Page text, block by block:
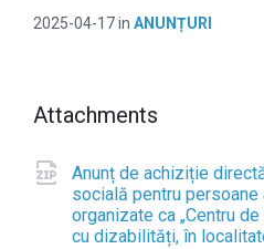
2025-04-17in ANUNȚURI
Attachments
Anunț de achiziție
socială pentru
organizate ca „Centru
cu dizabilități, în